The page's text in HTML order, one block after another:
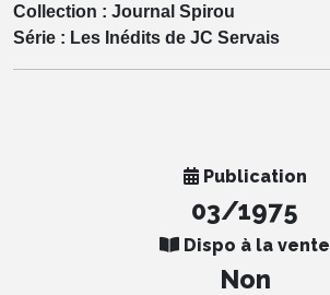
Collection : Journal Spirou
Série : Les Inédits de JC Servais
Publication
03/1975
Dispo à la vente
Non